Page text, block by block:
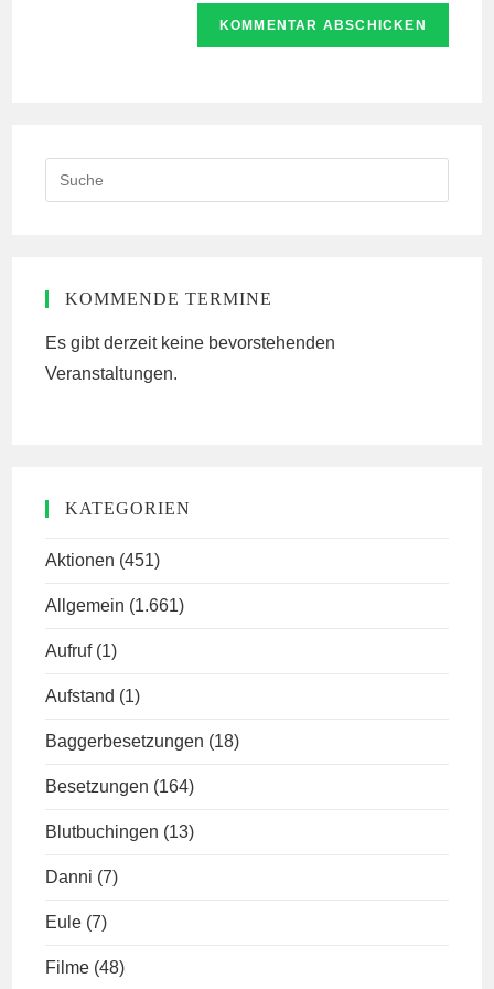
this
KOMMENDE TERMINE
Es gibt derzeit keine bevorstehenden
Veranstaltungen.
KATEGORIEN
Aktionen (451)
Allgemein (1.661)
Aufruf (1)
Aufstand (1)
Baggerbesetzungen (18)
Besetzungen (164)
Blutbuchingen (13)
Danni (7)
Eule (7)
Filme (48)